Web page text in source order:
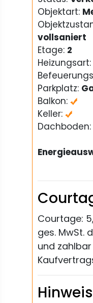
Objektart:
vollsaniert
Etage: 2
Heizungsart:
Parkplatz:
Balkon:
Keller:
Dachboden:
Courtage:
ges. MwSt.
und
Hinweis